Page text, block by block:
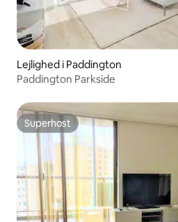
Lejlighed i Paddington
Paddington Parkside
Superhost
Superhost